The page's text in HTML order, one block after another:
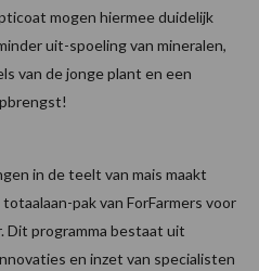
mogen hiermee duidelijk
uit-spoeling van mineralen,
van de jonge plant en een
in de teelt van mais maakt
pak van ForFarmers voor
Dit programma bestaat uit
en inzet van specialisten